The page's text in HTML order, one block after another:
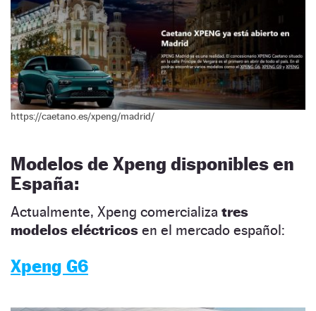
https://caetano.es/xpeng/madrid/
Modelos de Xpeng disponibles en
España:
Actualmente, Xpeng comercializa tres
modelos eléctricos en el mercado español:
Xpeng G6